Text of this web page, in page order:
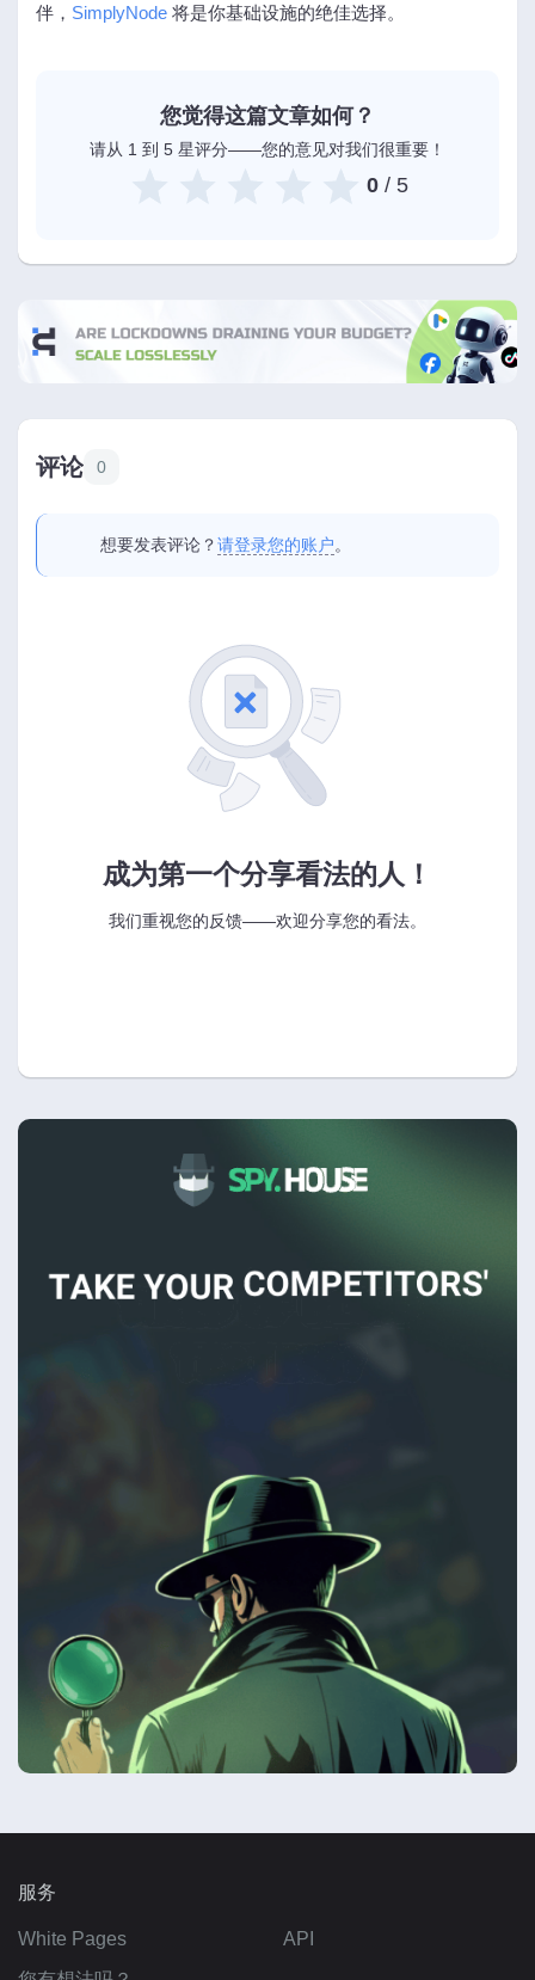
伴， SimplyNode 将是你基础设施的绝佳选择。
您觉得这篇文章如何？
请从 1 到 5 星评分——您的意见对我们很重要！
0/ 5
评论 0
想要发表评论？请登录您的账户。
成为第一个分享看法的人！
我们重视您的反馈——欢迎分享您的看法。
服务
White Pages
API